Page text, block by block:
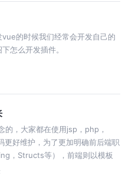
的时候我们经常会开发自己的
怎么开发插件。
的，大家都在使用jsp，php，
更好维护，为了更加明确前后端职
，Structs等），前端则以模板
写到模板中。 前端开发的人员…